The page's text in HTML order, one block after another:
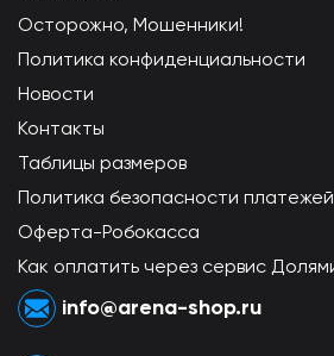
Осторожно, Мошенники!
Политика конфиденциальности
Новости
Контакты
Таблицы размеров
Политика безопасности
Оферта-Робокасса
Как оплатить через сервис
info@arena-shop.ru